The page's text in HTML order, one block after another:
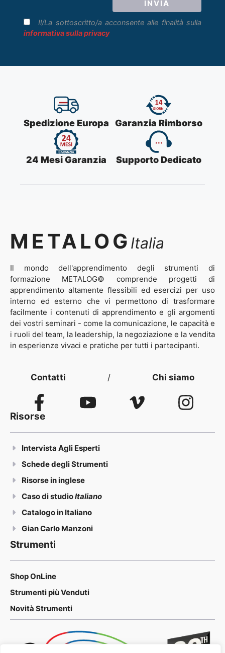
Il/La sottoscritto/a acconsente alle finalità sulla
informativa sulla privacy
Spedizione Europa Garanzia Rimborso
24 Mesi Garanzia Supporto Dedicato
METALOG Italia
Il mondo dell'apprendimento degli strumenti di
formazione METALOG© comprende progetti di
apprendimento altamente flessibili ed esercizi per uso
interno ed esterno che vi permettono di trasformare
facilmente i contenuti di apprendimento e gli argomenti
dei vostri seminari - come la comunicazione, le capacità e
i ruoli del team, la leadership, la negoziazione e la vendita
in esperienze vivaci e pratiche per tutti i partecipanti.
Contatti / Chi siamo
Risorse
Intervista Agli Esperti
Schede degli Strumenti
Risorse in inglese
Caso di studioItaliano
Catalogo in Italiano
Gian Carlo Manzoni
Strumenti
Shop OnLine
Strumenti più Venduti
Novità Strumenti